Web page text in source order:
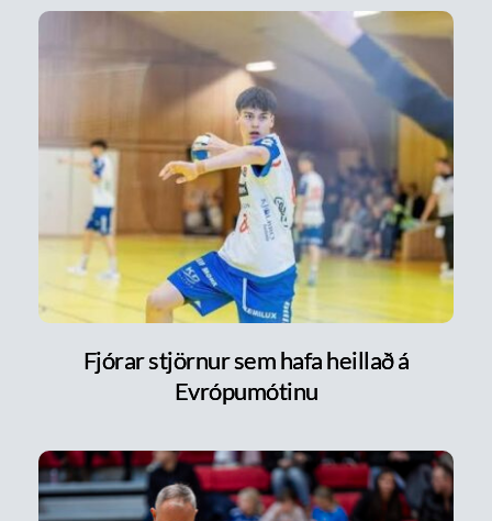
Fjórar stjörnur sem hafa heillað á
Evrópumótinu